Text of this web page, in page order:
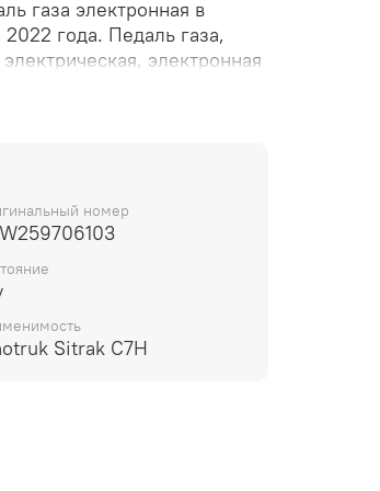
газа электронная в
года. Педаль газа,
электронная
номер
Sitrak C7H